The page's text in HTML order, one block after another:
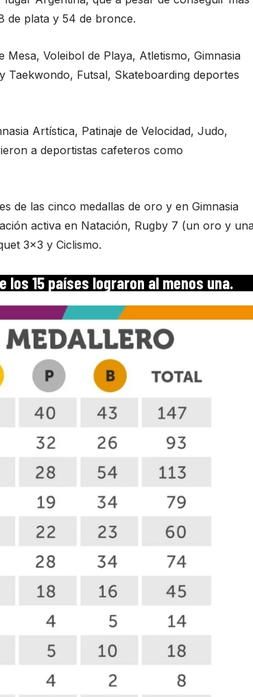
de plata y 54 de bronce.
Voleibol de Playa, Atletismo, Gimnasia
Futsal, Skateboarding deportes
Artística, Patinaje de Velocidad, Judo,
a deportistas cafeteros como
de las cinco medallas de oro y en Gimnasia
activa en Natación, Rugby 7 (un oro y
3×3 y Ciclismo.
los 15 países lograron al menos una.